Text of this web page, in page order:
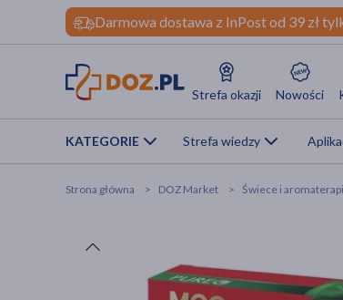
Darmowa dostawa z InPost od 39 zł
Strefa okazji Nowości
KATEGORIE Strefa wiedzy
Strona główna DOZ Market Świece i